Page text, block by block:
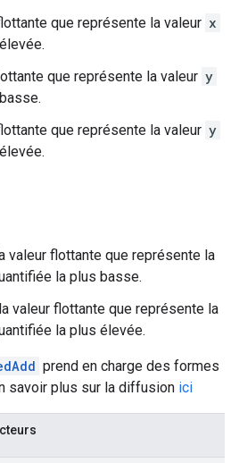
que représente la valeur x
que représente la valeur y
que représente la valeur y
valeur flottante que représente la
la plus basse.
valeur flottante que représente la
la plus élevée.
prend en charge des formes
savoir plus sur la diffusion ici